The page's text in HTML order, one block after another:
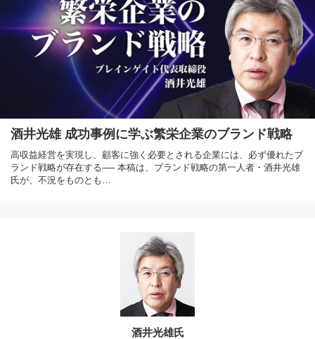
酒井光雄 成功事例に学ぶ繁栄企業のブランド戦略
高収益経営を実現し、顧客に強く必要とされる企業には、必ず優れたブ
ランド戦略が存在する── 本稿は、ブランド戦略の第一人者・酒井光雄
氏が、不況をものとも…
酒井光雄氏